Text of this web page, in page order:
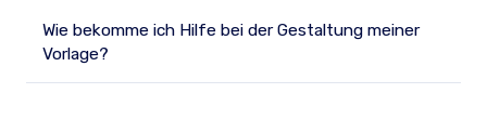
Wie bekomme ich Hilfe bei der Gestaltung meiner
Vorlage?